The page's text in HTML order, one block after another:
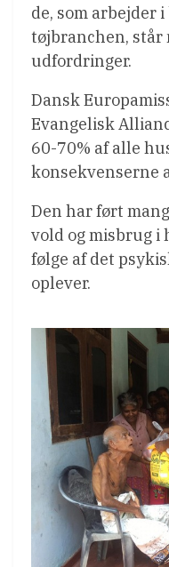
de, som arbejder
tøjbranchen, står
udfordringer.
Dansk
Evangelisk
60-70% af alle
konsekvenserne
Den har ført
vold og misbrug i
følge af det
oplever.